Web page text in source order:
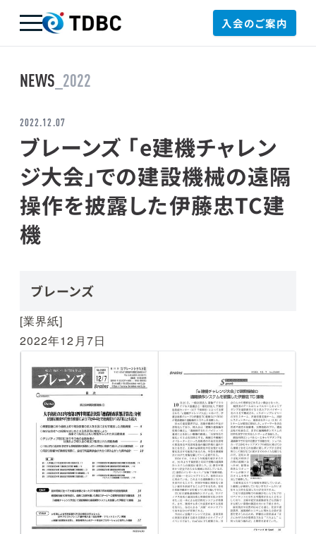
TDBC 入会のご案内
NEWS _2022
2022.12.07
ブレーンズ 「e建機チャレン
ジ大会」での建設機械の遠隔
操作を披露した伊藤忠TC建
機
ブレーンズ
[業界紙]
2022年12月7日